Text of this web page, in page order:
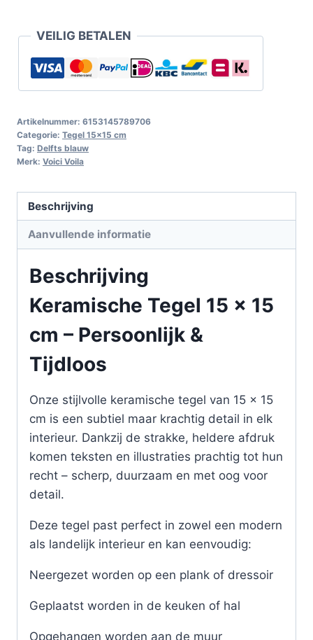
VEILIG BETALEN
Artikelnummer: 6153145789706
Categorie: Tegel 15x15 cm
Tag: Delfts blauw
Merk: Voici Voila
Beschrijving
Aanvullende informatie
Beschrijving
Keramische Tegel 15 x 15
cm – Persoonlijk &
Tijdloos
Onze stijlvolle keramische tegel van 15 x 15
cm is een subtiel maar krachtig detail in elk
interieur. Dankzij de strakke, heldere afdruk
komen teksten en illustraties prachtig tot hun
recht – scherp, duurzaam en met oog voor
detail.
Deze tegel past perfect in zowel een modern
als landelijk interieur en kan eenvoudig:
Neergezet worden op een plank of dressoir
Geplaatst worden in de keuken of hal
Opgehangen worden aan de muur